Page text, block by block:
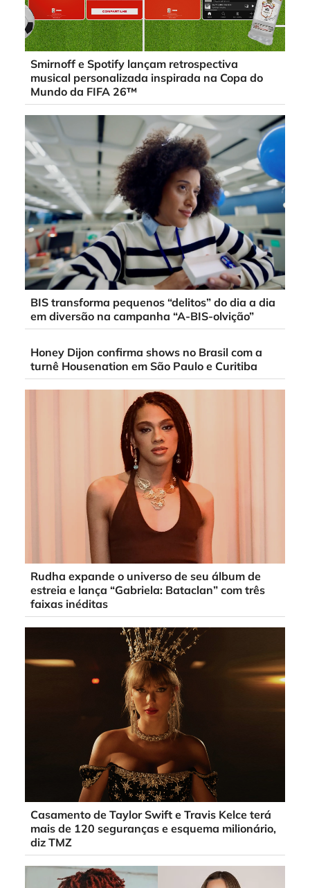
Smirnoff e Spotify lançam retrospectiva
musical personalizada inspirada na Copa do
Mundo da FIFA 26™
BIS transforma pequenos “delitos” do dia a dia
em diversão na campanha “A-BIS-olvição”
Honey Dijon confirma shows no Brasil com a
turnê Housenation em São Paulo e Curitiba
Rudha expande o universo de seu álbum de
estreia e lança “Gabriela: Bataclan” com três
faixas inéditas
Casamento de Taylor Swift e Travis Kelce terá
mais de 120 seguranças e esquema milionário,
diz TMZ